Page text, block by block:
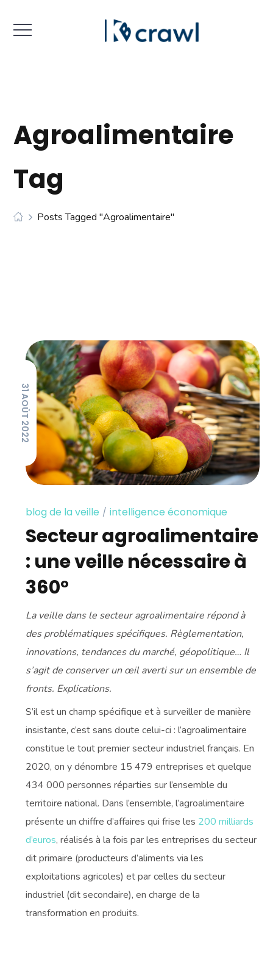
Agroalimentaire
Tag
Posts Tagged "agroalimentaire"
31 AOÛT 2022
blog de la veille intelligence économique
Secteur agroalimentaire
: une veille nécessaire à
360°
La veille dans le secteur agroalimentaire répond à
des problématiques spécifiques. Règlementation,
innovations, tendances du marché, géopolitique… Il
s’agit de conserver un œil averti sur un ensemble de
fronts. Explications.
S’il est un champ spécifique et à surveiller de manière
insistante, c’est sans doute celui-ci : l’agroalimentaire
constitue le tout premier secteur industriel français. En
2020, on y dénombre 15 479 entreprises et quelque
434 000 personnes réparties sur l’ensemble du
territoire national. Dans l’ensemble, l’agroalimentaire
présente un chiffre d’affaires qui frise les 200 milliards
d’euros, réalisés à la fois par les entreprises du secteur
dit primaire (producteurs d’aliments via les
exploitations agricoles) et par celles du secteur
industriel (dit secondaire), en charge de la
transformation en produits.